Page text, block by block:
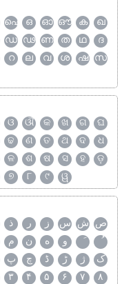
ഐ ഒ ഓ ഔ ക
ഖ
ഡ ഢ ണ ത ഥ
ദ
റ ല വ ശ ഷ
സ
ଓ ଔ କ ଖ ଗ
ଘ
ଢ ଣ ତ ଥ ଦ
ଧ
ଳ ଶ ଷ ସ ହ
ଡ଼
୭ ୮ ୯ ୱ
ذ ر ز س ش ص
م ن ه
و
پ چ ڈ ڑ ژ
ک
۳ ۴ ۵ ۶ ۷
۸